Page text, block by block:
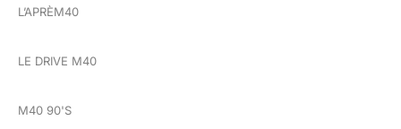
L’APRÈM40
LE DRIVE M40
M40 90'S